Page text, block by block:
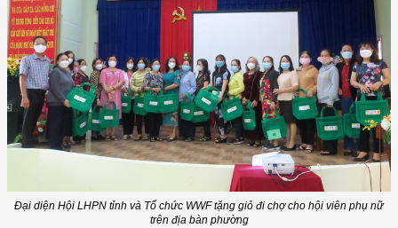
Đại diện Hội LHPN tỉnh và Tổ chức WWF tặng giỏ đi chợ cho hội viên phụ nữ
trên địa bàn phường